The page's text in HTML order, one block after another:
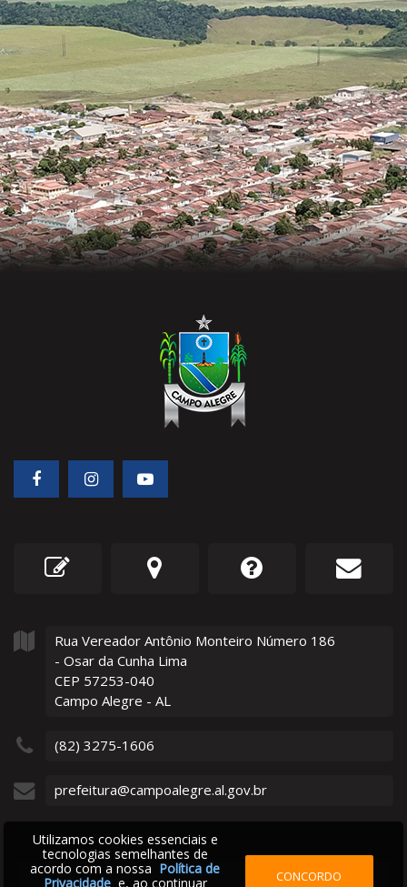
Rua Vereador Antônio Monteiro Número 186
- Osar da Cunha Lima
CEP 57253-040
Campo Alegre - AL
(82) 3275-1606
prefeitura@campoalegre.al.gov.br
Utilizamos cookies essenciais e
tecnologias semelhantes de
acordo com a nossa Política de
Privacidadee, ao continuar CONCORDO